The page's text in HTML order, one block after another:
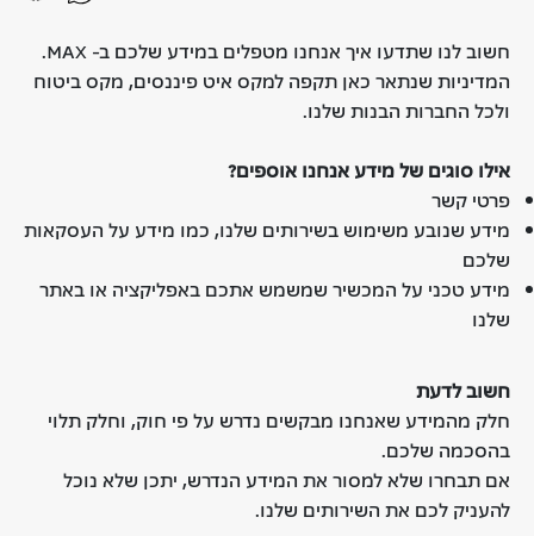
חשוב לנו שתדעו איך אנחנו מטפלים במידע שלכם ב- MAX.
המדיניות שנתאר כאן תקפה למקס איט פיננסים, מקס ביטוח
ולכל החברות הבנות שלנו.
אילו סוגים של מידע אנחנו אוספים?
פרטי קשר
מידע שנובע משימוש בשירותים שלנו, כמו מידע על העסקאות
שלכם
מידע טכני על המכשיר שמשמש אתכם באפליקציה או באתר
שלנו
חשוב לדעת
חלק מהמידע שאנחנו מבקשים נדרש על פי חוק, וחלק תלוי
בהסכמה שלכם.
אם תבחרו שלא למסור את המידע הנדרש, יתכן שלא נוכל
להעניק לכם את השירותים שלנו.